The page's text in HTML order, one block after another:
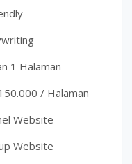
1 Halaman
/ Halaman
Website
Website